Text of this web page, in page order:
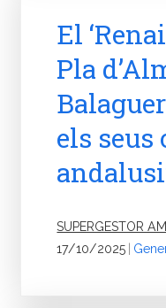
El
Pla
els seus
17/10/2025
SUPERGESTOR